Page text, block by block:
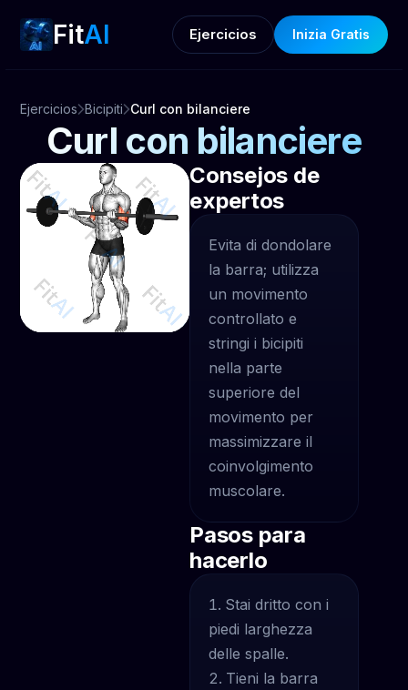
FitAI Ejercicios Inizia Gratis
Ejercicios Bicipiti Curl con bilanciere
Curl con bilanciere
Consejos de
expertos
Evita di dondolare
la barra; utilizza
un movimento
controllato e
stringi i bicipiti
nella parte
superiore del
movimento per
massimizzare il
coinvolgimento
muscolare.
Pasos para
hacerlo
Stai dritto con i
piedi larghezza
delle spalle.
Tieni la barra